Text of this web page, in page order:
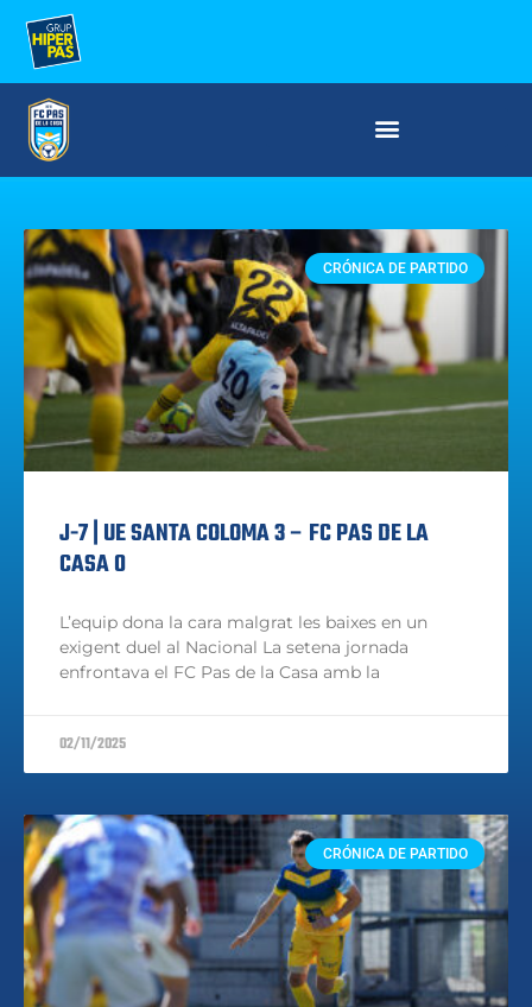
CRÓNICA DE PARTIDO
J-7 | UE SANTA COLOMA 3 – FC PAS DE LA
CASA 0
L’equip dona la cara malgrat les baixes en un
exigent duel al Nacional La setena jornada
enfrontava el FC Pas de la Casa amb la
02/11/2025
CRÓNICA DE PARTIDO